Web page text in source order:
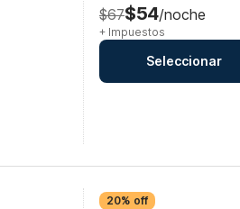
$67$54/noche
+ Impuestos
Seleccionar
20% off